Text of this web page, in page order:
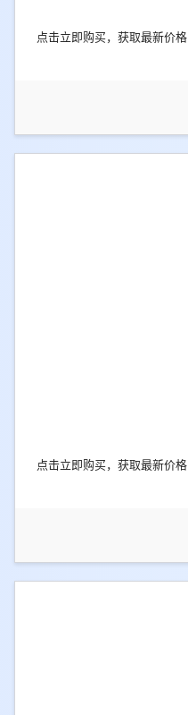
点击立即购买，获取最新价格
点击立即购买，获取最新价格